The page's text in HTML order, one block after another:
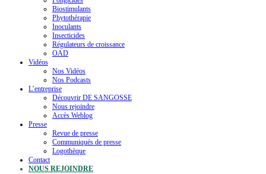
Biostimulants
Phytothérapie
Inoculants
Insecticides
Régulateurs de croissance
OAD
Vidéos
Nos Vidéos
Nos Podcasts
L’entreprise
Découvrir DE SANGOSSE
Nous rejoindre
Accès Weblog
Presse
Revue de presse
Communiqués de presse
Logothèque
Contact
NOUS REJOINDRE